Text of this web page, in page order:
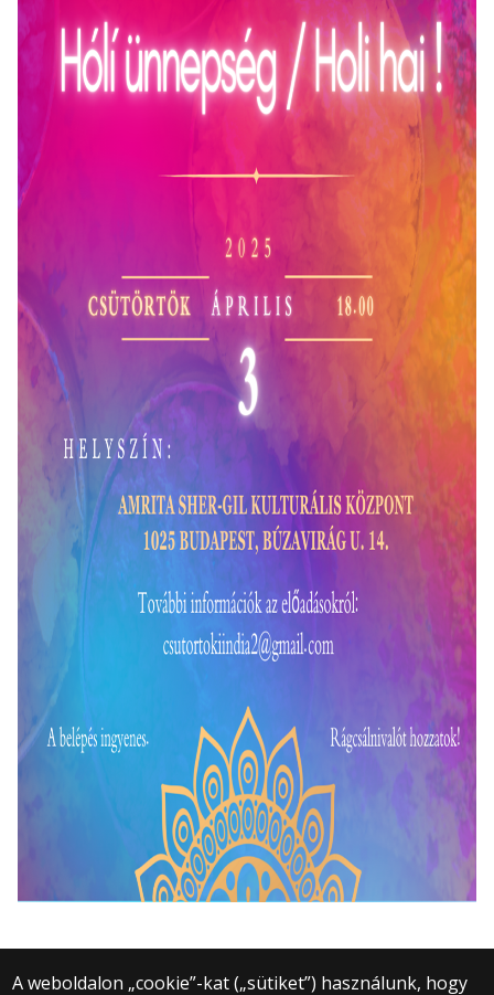
A weboldalon „cookie”-kat („sütiket”) használunk, hogy